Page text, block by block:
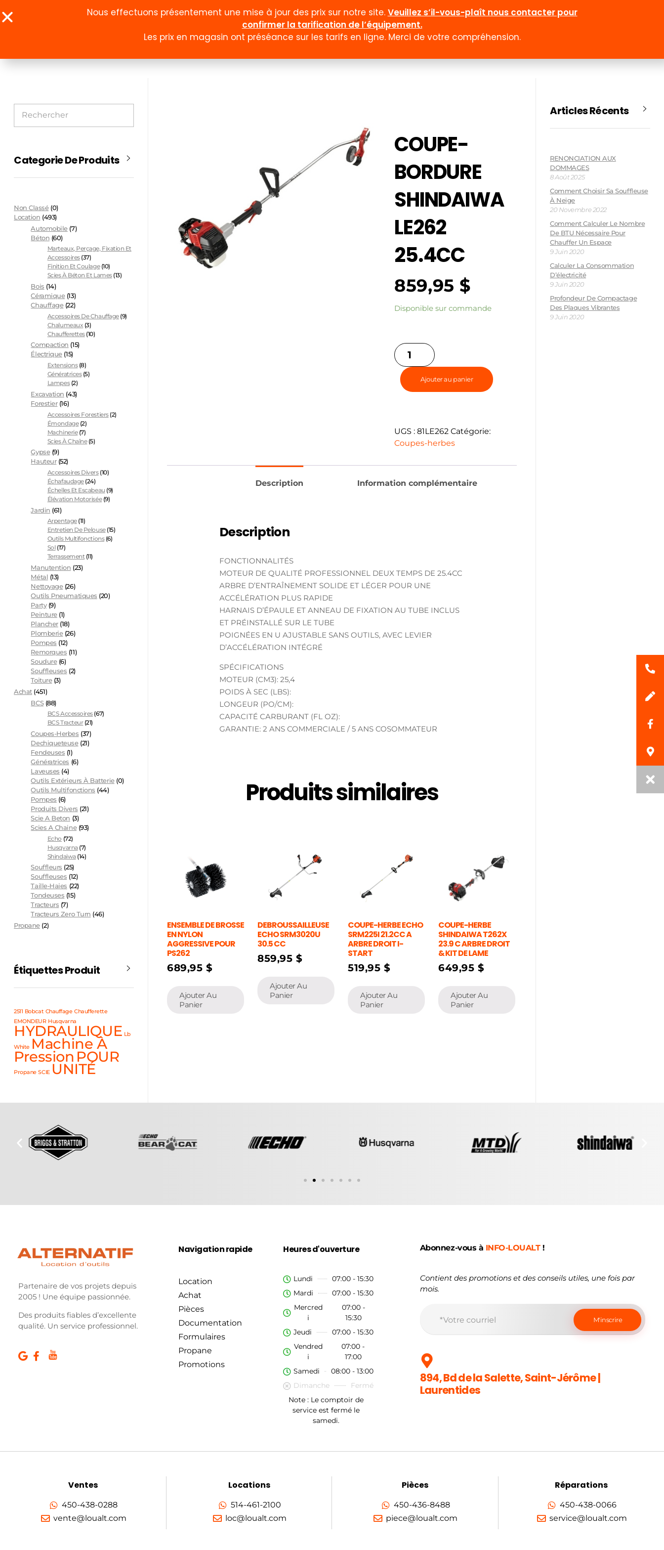
À propos Boutique Documentation Formulaires Promotion et rabais Emploi
COUPE-
BORDURE
SHINDAIWA
LE262
25.4CC
859,95 $
Disponible sur commande
Ajouter au panier
UGS :81LE262 Catégorie:
Coupes-herbes
Description Information complémentaire
Description
FONCTIONNALITÉS
MOTEUR DE QUALITÉ PROFESSIONNEL DEUX TEMPS DE 25.4CC
ARBRE D’ENTRAÎNEMENT SOLIDE ET LÉGER POUR UNE
ACCÉLÉRATION PLUS RAPIDE
HARNAIS D’ÉPAULE ET ANNEAU DE FIXATION AU TUBE INCLUS
ET PRÉINSTALLÉ SUR LE TUBE
POIGNÉES EN U AJUSTABLE SANS OUTILS, AVEC LEVIER
D’ACCÉLÉRATION INTÉGRÉ
SPÉCIFICATIONS
MOTEUR (CM3): 25,4
POIDS À SEC (LBS):
LONGEUR (PO/CM):
CAPACITÉ CARBURANT (FL OZ):
GARANTIE: 2 ANS COMMERCIALE / 5 ANS COSOMMATEUR
Produits similaires
ENSEMBLE DE BROSSE
EN NYLON
AGGRESSIVE POUR
PS262
689,95$
Ajouter Au
Panier
DEBROUSSAILLEUSE
ECHO SRM3020U
30.5 CC
859,95$
Ajouter Au
Panier
COUPE-HERBE ECHO
SRM225I 21.2CC A
ARBRE DROIT I-
START
519,95$
Ajouter Au
Panier
COUPE-HERBE
SHINDAIWA T262X
23.9 C ARBRE DROIT
& KIT DE LAME
649,95$
Ajouter Au
Panier
Categorie De Produits
Non Classé (0)
Location (493)
Automobile (7)
Béton (60)
Marteaux, Perçage, Fixation Et
Accessoires (37)
Finition Et Coulage (10)
Scies À Béton Et Lames (13)
Bois (14)
Céramique (13)
Chauffage (22)
Accessoires De Chauffage (9)
Chalumeaux (3)
Chaufferettes (10)
Compaction (15)
Électrique (15)
Extensions (8)
Génératrices (5)
Lampes (2)
Excavation (43)
Forestier (16)
Accessoires Forestiers (2)
Émondage (2)
Machinerie (7)
Scies À Chaîne (5)
Gypse (9)
Hauteur (52)
Accessoires Divers (10)
Échafaudage (24)
Échelles Et Escabeau (9)
Élévation Motorisée (9)
Jardin (61)
Arpentage (11)
Entretien De Pelouse (15)
Outils Multifonctions (6)
Sol (17)
Terrassement (11)
Manutention (23)
Métal (13)
Nettoyage (26)
Outils Pneumatiques (20)
Party (9)
Peinture (1)
Plancher (18)
Plomberie (26)
Pompes (12)
Remorques (11)
Soudure (6)
Souffleuses (2)
Toiture (3)
Achat (451)
BCS (88)
BCS Accessoires (67)
BCS Tracteur (21)
Coupes-Herbes (37)
Dechiqueteuse (21)
Fendeuses (1)
Génératrices (6)
Laveuses (4)
Outils Extérieurs À Batterie (0)
Outils Multifonctions (44)
Pompes (6)
Produits Divers (21)
Scie A Beton (3)
Scies A Chaine (93)
Echo (72)
Husqvarna (7)
Shindaiwa (14)
Souffleurs (25)
Souffleuses (12)
Taille-Haies (22)
Tondeuses (15)
Tracteurs (7)
Tracteurs Zero Turn (46)
Propane (2)
Étiquettes Produit
2511 Bobcat Chauffage Chaufferette
EMONDEUR Husqvarna
HYDRAULIQUE Lb
White Machine À
Pression POUR
Propane SCIE UNITÉ
Articles Récents
RENONCIATION AUX
DOMMAGES
8 Août 2025
Comment Choisir Sa Souffleuse
À Neige
20 Novembre 2022
Comment Calculer Le Nombre
De BTU Nécessaire Pour
Chauffer Un Espace
9 Juin 2020
Calculer La Consommation
D’électricité
9 Juin 2020
Profondeur De Compactage
Des Plaques Vibrantes
9 Juin 2020
Partenaire de vos projets depuis
2005 ! Une équipe passionnée.
Des produits fiables d’excellente
qualité. Un service professionnel.
Navigation rapide
Location
Achat
Pièces
Documentation
Formulaires
Propane
Promotions
Heures d'ouverture
Lundi
07:00 - 15:30
Mardi
07:00 - 15:30
Mercred
i
07:00 -
15:30
Jeudi
07:00 - 15:30
Vendred
i
07:00 -
17:00
Samedi
08:00 - 13:00
Dimanche
Fermé
Note : Le comptoir de
service est fermé le
samedi.
Abonnez-vous à INFO-LOUALT !
Contient des promotions et des conseils utiles, une fois par
mois.
894, Bd de la Salette, Saint-Jérôme |
Laurentides
Ventes
450-438-0288
vente@loualt.com
Locations
514-461-2100
loc@loualt.com
Pièces
450-436-8488
piece@loualt.com
Réparations
450-438-0066
service@loualt.com
Nous effectuons présentement une mise à jour des prix sur notre site. Veuillez s’il-vous-plaît nous contacter pour
confirmer la tarification de l’équipement.
Les prix en magasin ont préséance sur les tarifs en ligne. Merci de votre compréhension.